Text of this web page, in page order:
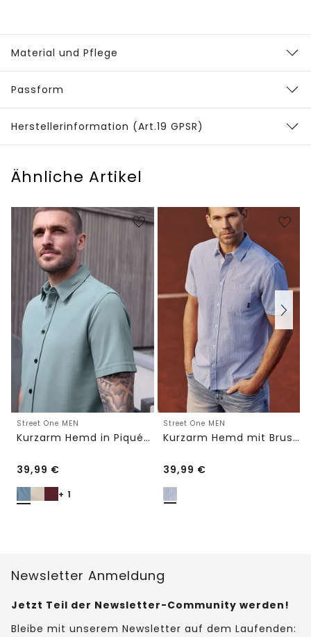
Material und Pflege
Passform
Herstellerinformation (Art.19 GPSR)
Ähnliche Artikel
Street One MEN
Kurzarm Hemd in Piqué-Qualität
39,99 €
+ 1
Street One MEN
Kurzarm Hemd mit Brusttasche und Streifen
39,99 €
Newsletter Anmeldung
Jetzt Teil der Newsletter-Community werden!
Bleibe mit unserem Newsletter auf dem Laufenden: